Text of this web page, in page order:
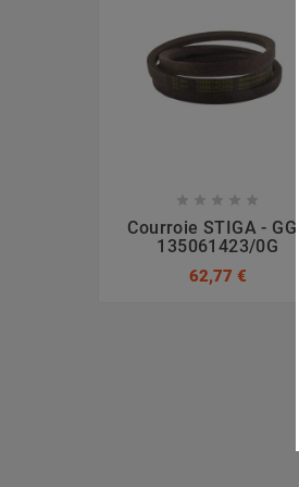
    
Courroie STIGA - GGP
135061423/0G
62,77 €